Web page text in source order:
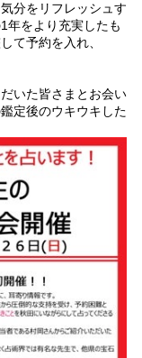
分をリフレッシュす
年をより充実したも
て予約を入れ、
いた皆さまとお会い
定後のウキウキした